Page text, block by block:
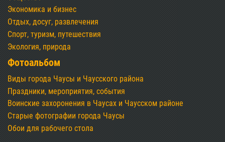
Экономика и бизнес
Отдых, досуг, развлечения
Спорт, туризм, путешествия
Экология, природа
Фотоальбом
Виды города Чаусы и Чаусского района
Праздники, мероприятия, события
Воинские захоронения в Чаусах и Чаусском районе
Старые фотографии города Чаусы
Обои для рабочего стола